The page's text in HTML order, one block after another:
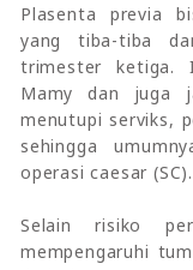
Plasenta previa
yang tiba-tiba
trimester ketiga.
Mamy dan juga
menutupi serviks,
sehingga
operasi caesar (SC).
Selain risiko
mempengaruhi